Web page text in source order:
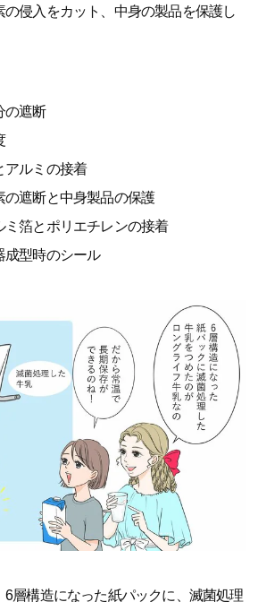
侵入をカット、中身の製品を保護し
遮断
ルミの接着
遮断と中身製品の保護
箔とポリエチレンの接着
型時のシール
6層構造になった紙パックに、滅菌処理